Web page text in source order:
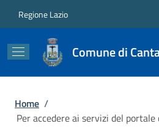
Regione Lazio
Comune di
Briciole di pane
Home /
Per accedere ai servizi del